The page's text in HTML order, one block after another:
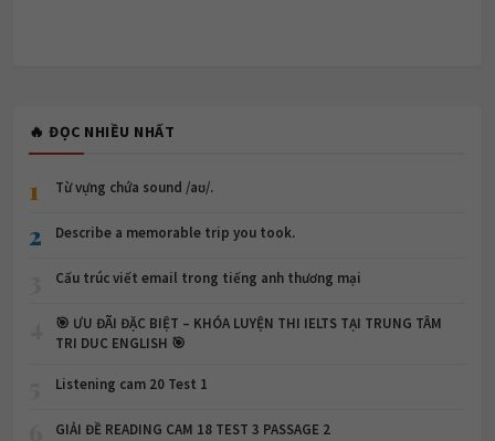
🔥 ĐỌC NHIỀU NHẤT
1 Từ vựng chứa sound /aʊ/.
2 Describe a memorable trip you took.
Cấu trúc viết email trong tiếng anh thương mại
🎯 ƯU ĐÃI ĐẶC BIỆT – KHÓA LUYỆN THI IELTS TẠI TRUNG TÂM
TRI DUC ENGLISH 🎯
Listening cam 20 Test 1
GIẢI ĐỀ READING CAM 18 TEST 3 PASSAGE 2